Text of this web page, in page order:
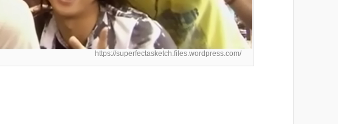
https://superfectasketch.files.wordpress.com/